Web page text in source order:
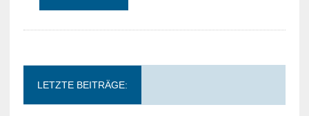
LETZTE BEITRÄGE: